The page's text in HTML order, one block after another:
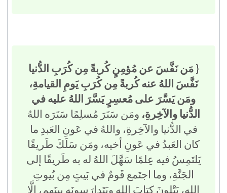
{مَن نَفَّسَ عن مُؤمِنٍ كُربةً مِن كُرَبِ الدُّنيا
نَفَّسَ اللهُ عنه كُربةً مِن كُرَبِ يَومِ القيامةِ،
ومَن يَسَّرَ على مُعسِرٍ يَسَّرَ اللهُ عليه في
الدُّنيا والآخِرةِ، ومَن سَتَرَ مُسلِمًا سَتَرَه اللهُ
في الدُّنيا والآخِرةِ، واللهُ في عَونِ العَبدِ ما
كان العَبدُ في عَونِ أخيه، ومَن سَلَكَ طَريقًا
يَلتَمِسُ فيه عِلمًا سَهَّلَ اللهُ له به طَريقًا إلى
الجَنَّةِ، وما اجتَمع قَومٌ في بَيتٍ مِن بُيوتِ
اللهِ، يَتْلونَ كِتابَ اللهِ ويَتَدارَسونَه بينَهم، إلَّا